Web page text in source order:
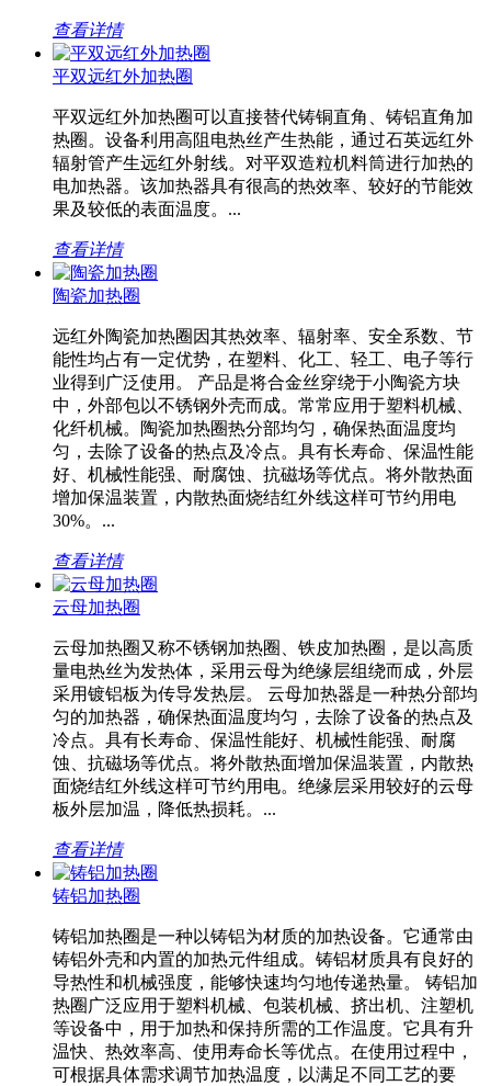
查看详情
平双远红外加热圈
平双远红外加热圈可以直接替代铸铜直角、铸铝直角加
热圈。设备利用高阻电热丝产生热能，通过石英远红外
辐射管产生远红外射线。对平双造粒机料筒进行加热的
电加热器。该加热器具有很高的热效率、较好的节能效
果及较低的表面温度。...
查看详情
陶瓷加热圈
远红外陶瓷加热圈因其热效率、辐射率、安全系数、节
能性均占有一定优势，在塑料、化工、轻工、电子等行
业得到广泛使用。 产品是将合金丝穿绕于小陶瓷方块
中，外部包以不锈钢外壳而成。常常应用于塑料机械、
化纤机械。陶瓷加热圈热分部均匀，确保热面温度均
匀，去除了设备的热点及冷点。具有长寿命、保温性能
好、机械性能强、耐腐蚀、抗磁场等优点。将外散热面
增加保温装置，内散热面烧结红外线这样可节约用电
30%。...
查看详情
云母加热圈
云母加热圈又称不锈钢加热圈、铁皮加热圈，是以高质
量电热丝为发热体，采用云母为绝缘层组绕而成，外层
采用镀铝板为传导发热层。 云母加热器是一种热分部均
匀的加热器，确保热面温度均匀，去除了设备的热点及
冷点。具有长寿命、保温性能好、机械性能强、耐腐
蚀、抗磁场等优点。将外散热面增加保温装置，内散热
面烧结红外线这样可节约用电。绝缘层采用较好的云母
板外层加温，降低热损耗。...
查看详情
铸铝加热圈
铸铝加热圈是一种以铸铝为材质的加热设备。它通常由
铸铝外壳和内置的加热元件组成。铸铝材质具有良好的
导热性和机械强度，能够快速均匀地传递热量。 铸铝加
热圈广泛应用于塑料机械、包装机械、挤出机、注塑机
等设备中，用于加热和保持所需的工作温度。它具有升
温快、热效率高、使用寿命长等优点。在使用过程中，
可根据具体需求调节加热温度，以满足不同工艺的要